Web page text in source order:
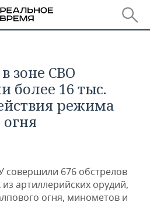
ПФО
зоне СВО
более 16 тыс.
режима
совершили 676 обстрелов
артиллерийских орудий,
огня, минометов и